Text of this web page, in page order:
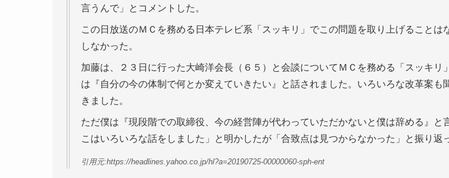
言うんで」とコメントした。
この日放送のＭＣを務める日本テレビ系「スッキリ」でこの問題を取り上げることは
しなかった。
加藤は、２３日に行った大崎洋会長（６５）と会談についてＭＣを務める「スッキリ
は『自分の今の体制で何とか変えていきたい』と話されました。いろいろな改革案も
きました。
ただ僕は『現段階での取締役、今の経営陣が代わっていただかないと僕は辞める』と
こはいろいろな話をしました」と明かしたが「合致点は見つからなかった」と振り返
引用元:https://headlines.yahoo.co.jp/hl?a=20190725-00000060-sph-ent